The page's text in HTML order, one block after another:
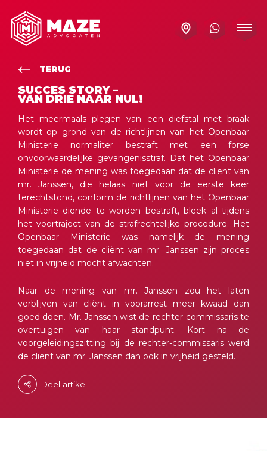
TERUG
SUCCES STORY –
VAN DRIE NAAR NUL!
Het meermaals plegen van een diefstal met braak
wordt op grond van de richtlijnen van het Openbaar
Ministerie normaliter bestraft met een forse
onvoorwaardelijke gevangenisstraf. Dat het Openbaar
Ministerie de mening was toegedaan dat de cliënt van
mr. Janssen, die helaas niet voor de eerste keer
terechtstond, conform de richtlijnen van het Openbaar
Ministerie diende te worden bestraft, bleek al tijdens
het voortraject van de strafrechtelijke procedure. Het
Openbaar Ministerie was namelijk de mening
toegedaan dat de cliënt van mr. Janssen zijn proces
niet in vrijheid mocht afwachten.
Naar de mening van mr. Janssen zou het laten
verblijven van cliënt in voorarrest meer kwaad dan
goed doen. Mr. Janssen wist de rechter-commissaris te
overtuigen van haar standpunt. Kort na de
voorgeleidingszitting bij de rechter-commissaris werd
de cliënt van mr. Janssen dan ook in vrijheid gesteld.
Deel artikel